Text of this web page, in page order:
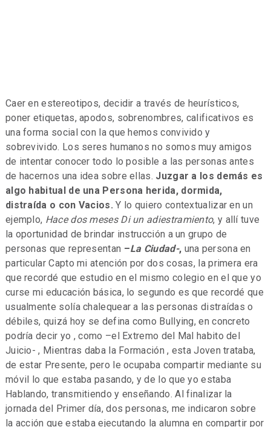
Caer en estereotipos, decidir a través de heurísticos,
poner etiquetas, apodos, sobrenombres, calificativos es
una forma social con la que hemos convivido y
sobrevivido. Los seres humanos no somos muy amigos
de intentar conocer todo lo posible a las personas antes
de hacernos una idea sobre ellas. Juzgar a los demás es
algo habitual de una Persona herida, dormida,
distraída o con Vacios.Y lo quiero contextualizar en un
ejemplo, Hace dos meses Di un adiestramiento, y allí tuve
la oportunidad de brindar instrucción a un grupo de
personas que representan –La Ciudad-, una persona en
particular Capto mi atención por dos cosas, la primera era
que recordé que estudio en el mismo colegio en el que yo
curse mi educación básica, lo segundo es que recordé que
usualmente solía chalequear a las personas distraídas o
débiles, quizá hoy se defina como Bullying, en concreto
podría decir yo , como –el Extremo del Mal habito del
Juicio- , Mientras daba la Formación , esta Joven trataba,
de estar Presente, pero le ocupaba compartir mediante su
móvil lo que estaba pasando, y de lo que yo estaba
Hablando, transmitiendo y enseñando. Al finalizar la
jornada del Primer día, dos personas, me indicaron sobre
la acción que estaba ejecutando la alumna en compartir por